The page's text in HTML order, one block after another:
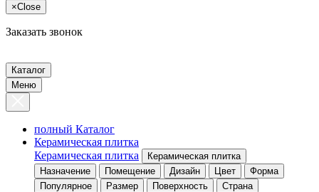
×Close
Заказать звонок
Каталог
Меню
полный Каталог
Керамическая плитка
Керамическая плитка
Керамическая плитка
Назначение
Помещение Дизайн Цвет
Форма
Популярное
Размер Поверхность Страна